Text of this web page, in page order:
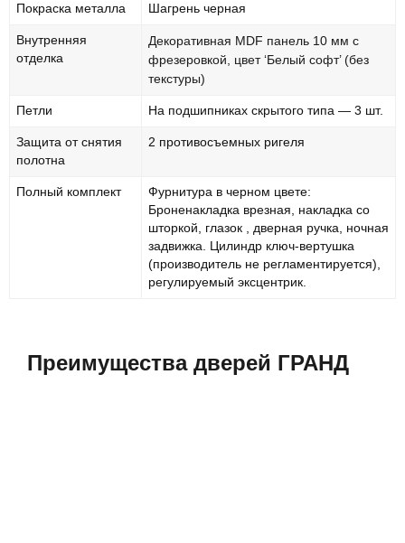
Покраска металла Шагрень черная
Внутренняя
отделка
Декоративная MDF панель 10 мм с
фрезеровкой, цвет ‘Белый софт’ (без
текстуры)
Петли На подшипниках скрытого типа — 3 шт.
Защита от снятия
полотна
2 противосъемных ригеля
Полный комплект
Фурнитура в черном цвете:
Броненакладка врезная, накладка со
шторкой, глазок , дверная ручка, ночная
задвижка. Цилиндр ключ-вертушка
(производитель не регламентируется),
регулируемый эксцентрик.
Преимущества дверей ГРАНД